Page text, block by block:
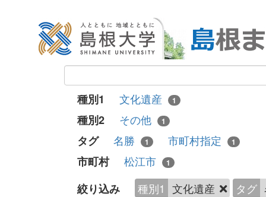
種別1 文化遺産 1
種別2 その他 1
タグ 名勝 1 市町村指定 1
市町村 松江市 1
絞り込み 種別1 文化遺産 タグ